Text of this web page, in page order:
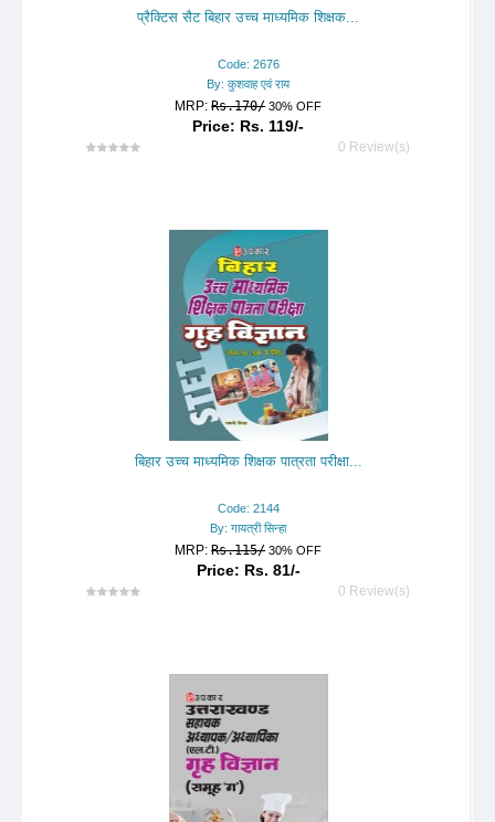
प्रैक्टिस सैट बिहार उच्च माध्यमिक शिक्षक...
Code: 2676
By: कुशवाह एवं राय
MRP:Rs.170/ 30% OFF
Price: Rs. 119/-
0 Review(s)
बिहार उच्च माध्यमिक शिक्षक पात्रता परीक्षा...
Code: 2144
By: गायत्री सिन्हा
MRP:Rs.115/ 30% OFF
Price: Rs. 81/-
0 Review(s)